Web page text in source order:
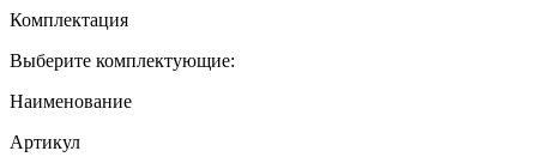
Комплектация
Выберите комплектующие:
Наименование
Артикул